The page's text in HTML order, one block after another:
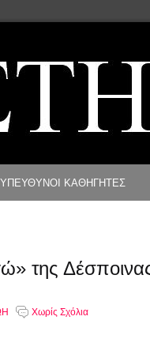
ΥΠΕΥΘΥΝΟΙ ΚΑΘΗΓΗΤΕΣ
της
Χωρίς Σχόλια